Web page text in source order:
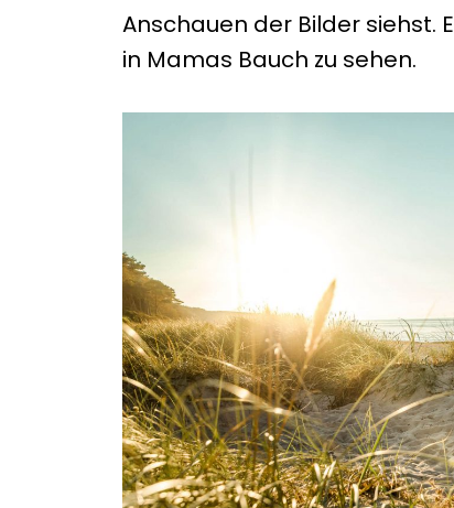
Anschauen der Bilder siehst.
in Mamas Bauch zu sehen.